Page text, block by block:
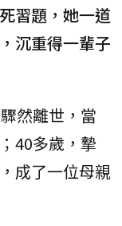
習題，她一道
沉重得一輩子
然離世，當
40多歲，摯
成了一位母親